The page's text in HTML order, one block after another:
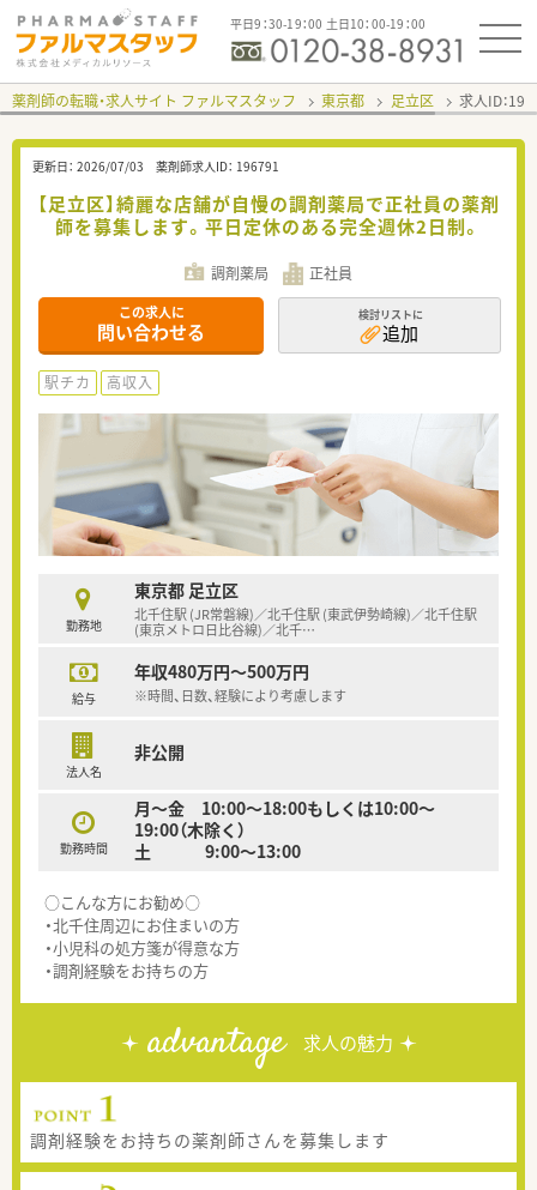
平日9：30-19：00 土日10：00-19：00
薬剤師の転職・求人サイト ファルマスタッフ 東京都 足立区 求人ID：
更新日： 2026/07/03 薬剤師求人ID： 196791
【足立区】綺麗な店舗が自慢の調剤薬局で正社員の薬剤
師を募集します。平日定休のある完全週休2日制。
調剤薬局 正社員
この求人に
問い合わせる
検討リストに
追加
駅チカ 高収入
勤務地
東京都 足立区
北千住駅 (JR常磐線)／北千住駅 (東武伊勢崎線)／北千住駅
(東京メトロ日比谷線)／北千…
給与
年収480万円～500万円
※時間、日数、経験により考慮します
法人名
非公開
勤務時間
月～金 10:00～18:00もしくは10:00～
19:00（木除く）
土 9:00～13:00
○こんな方にお勧め○
・北千住周辺にお住まいの方
・小児科の処方箋が得意な方
・調剤経験をお持ちの方
advantage 求人の魅力
調剤経験をお持ちの薬剤師さんを募集します